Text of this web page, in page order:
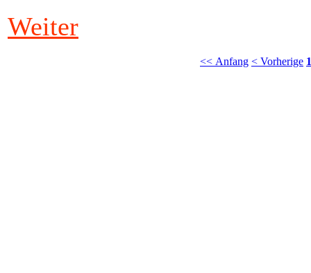
Weiter
<< Anfang < Vorherige 1